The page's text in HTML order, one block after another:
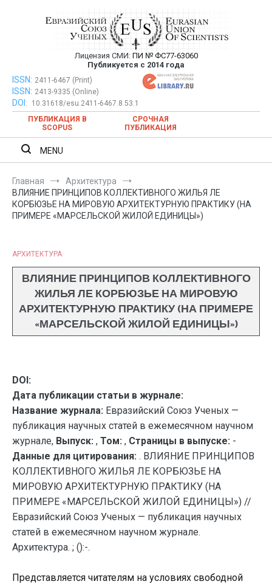
Евразийский Союз Ученых —
публикация научных статей в
ежемесячном научном журнале
Лицензия СМИ: ПИ № ФС77-63060
Публикуется с 2014 года
Евразийский Союз Ученых — публикация научных статей в
ежемесячном научном журнале
ISSN: 2411-6467 (Print)
ISSN: 2413-9335 (Online)
DOI:
10.31618/esu.2411-6467.8.53.1
ПУБЛИКАЦИЯ В
SCOPUS
СРОЧНАЯ
ПУБЛИКАЦИЯ
MENU
Главная
Архитектура
ВЛИЯНИЕ ПРИНЦИПОВ КОЛЛЕКТИВНОГО ЖИЛЬЯ ЛЕ
КОРБЮЗЬЕ НА МИРОВУЮ АРХИТЕКТУРНУЮ ПРАКТИКУ (НА
ПРИМЕРЕ «МАРСЕЛЬСКОЙ ЖИЛОЙ ЕДИНИЦЫ»)
АРХИТЕКТУРА
ВЛИЯНИЕ ПРИНЦИПОВ КОЛЛЕКТИВНОГО
ЖИЛЬЯ ЛЕ КОРБЮЗЬЕ НА МИРОВУЮ
АРХИТЕКТУРНУЮ ПРАКТИКУ (НА ПРИМЕРЕ
«МАРСЕЛЬСКОЙ ЖИЛОЙ ЕДИНИЦЫ»)
DOI:
Дата публикации статьи в журнале:
Название журнала: Евразийский Союз Ученых —
публикация научных статей в ежемесячном научном
журнале, Выпуск: , Том: , Страницы в выпуске: -
Данные для цитирования: . ВЛИЯНИЕ ПРИНЦИПОВ
КОЛЛЕКТИВНОГО ЖИЛЬЯ ЛЕ КОРБЮЗЬЕ НА
МИРОВУЮ АРХИТЕКТУРНУЮ ПРАКТИКУ (НА
ПРИМЕРЕ «МАРСЕЛЬСКОЙ ЖИЛОЙ ЕДИНИЦЫ») //
Евразийский Союз Ученых — публикация научных
статей в ежемесячном научном журнале.
Архитектура. ; ():-.
Представляется читателям на условиях свободной